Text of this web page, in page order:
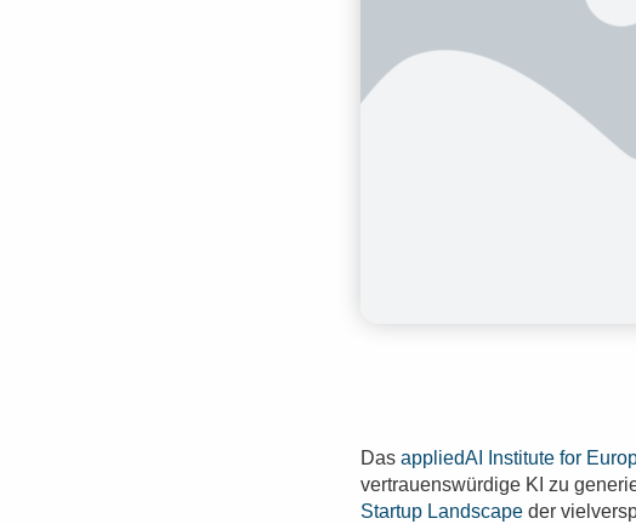
Das appliedAI Institute for
vertrauenswürdige KI zu
Startup Landscape der